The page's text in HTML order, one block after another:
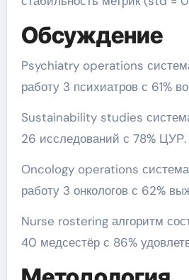
Обсуждение
Psychiatry operations
работу 3 психиатров с 61%
Sustainability studies
26 исследований с 78% ЦУР.
Oncology operations
работу 3 онкологов с 62%
Nurse rostering алгоритм
40 медсестёр с 86%